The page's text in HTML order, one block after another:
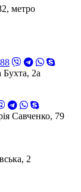
метро
2а
Савченко, 79
2